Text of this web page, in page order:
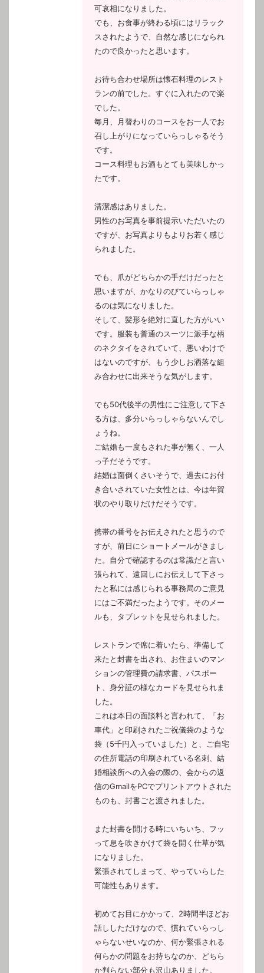
可哀相になりました。
でも、お食事が終わる頃にはリラック
スされたようで、自然な感じになられ
たので良かったと思います。
お待ち合わせ場所は懐石料理のレスト
ランの前でした。すぐに入れたので楽
でした。
毎月、月替わりのコースをお一人でお
召し上がりになっていらっしゃるそう
です。
コース料理もお酒もとても美味しかっ
たです。
清潔感はありました。
男性のお写真を事前提示いただいたの
ですが、お写真よりもよりお若く感じ
られました。
でも、爪がどちらかの手だけだったと
思いますが、かなりのびていらっしゃ
るのは気になりました。
そして、髪形を絶対に直した方がいい
です。服装も普通のスーツに派手な柄
のネクタイをされていて、悪いわけで
はないのですが、もう少しお洒落な組
み合わせに出来そうな気がします。
でも50代後半の男性にご注意して下さ
る方は、多分いらっしゃらないんでし
ょうね。
ご結婚も一度もされた事が無く、一人
っ子だそうです。
結婚は面倒くさいそうで、過去にお付
き合いされていた女性とは、今は年賀
状のやり取りだけだそうです。
携帯の番号をお伝えされたと思うので
すが、前日にショートメールがきまし
た。自分で確認するのは常識だと言い
張られて、遠回しにお伝えして下さっ
たと私には感じられる事務局のご意見
にはご不満だったようです。そのメー
ルも、タブレットを見せられました。
レストランで席に着いたら、準備して
来たと封書を出され、お住まいのマン
ションの管理費の請求書、パスポー
ト、身分証の様なカードを見せられま
した。
これは本日の面談料と言われて、「お
車代」と印刷されたご祝儀袋のような
袋（5千円入っていました）と、ご自宅
の住所電話の印刷されている名刺、結
婚相談所への入会の際の、会からの返
信のGmailをPCでプリントアウトされた
ものも、封書ごと渡されました。
また封書を開ける時にいちいち、フッ
って息を吹きかけて袋を開く仕草が気
になりました。
緊張されてしまって、やっていらした
可能性もあります。
初めてお目にかかって、2時間半ほどお
話ししただけなので、慣れていらっし
ゃらないせいなのか、何か緊張される
何らかの問題をお持ちなのか、どちら
か判らない部分も沢山ありました。